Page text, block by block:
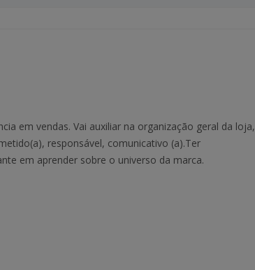
em vendas. Vai auxiliar na organização geral da loja,
responsável, comunicativo (a).Ter
em aprender sobre o universo da marca.